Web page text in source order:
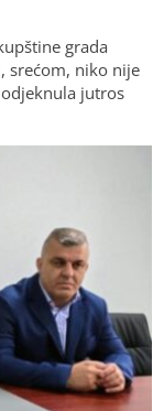
grada
srećom, niko nije
jutros